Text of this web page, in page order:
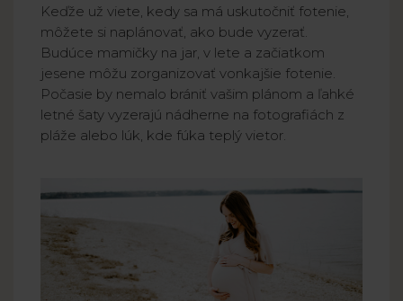
Keďže už viete, kedy sa má uskutočniť fotenie,
môžete si naplánovať, ako bude vyzerať.
Budúce mamičky na jar, v lete a začiatkom
jesene môžu zorganizovať vonkajšie fotenie.
Počasie by nemalo brániť vašim plánom a ľahké
letné šaty vyzerajú nádherne na fotografiách z
pláže alebo lúk, kde fúka teplý vietor.